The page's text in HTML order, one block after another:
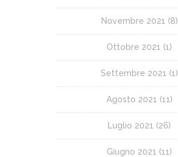
Novembre 2021 (8)
Ottobre 2021 (1)
Settembre 2021 (1)
Agosto 2021 (11)
Luglio 2021 (26)
Giugno 2021 (11)